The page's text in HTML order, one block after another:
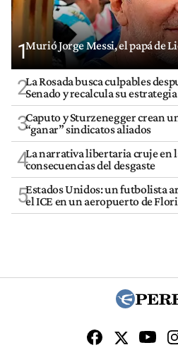
1Murió Jorge Messi, el papá de
2La Rosada busca culpables
Senado y recalcula su estrategia
3Caputo y Sturzenegger crean
“ganar” sindicatos aliados
4La narrativa libertaria cruje en
consecuencias del desgaste
5Estados Unidos: un futbolista
el ICE en un aeropuerto de